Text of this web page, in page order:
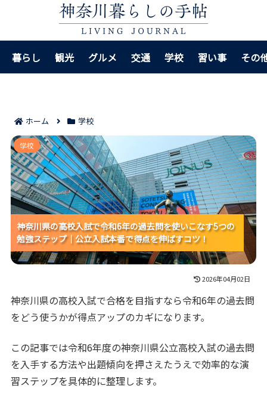
暮らし 観光 グルメ 交通 学校 習い事 その
ホーム 学校
神奈川県の高校入試で令和6年の過去問を使いこなす5
つの勉強ステップ｜公立入試本番で得点を伸ばすコ
ツ！
神奈川県の高校入試で令和6年の過去問を使いこなす5つの
勉強ステップ｜公立入試本番で得点を伸ばすコツ！
神奈川県の高校入試で令和6年の過去問を使いこなす5つの
勉強ステップ｜公立入試本番で得点を伸ばすコツ！
神奈川県の高校入試で令和6年の過去問を使いこなす5つの
勉強ステップ｜公立入試本番で得点を伸ばすコツ！
学校
2026年04月02日
神奈川県の高校入試で合格を目指すなら令和6年の過去問
をどう使うかが得点アップのカギになります。
この記事では令和6年度の神奈川県公立高校入試の過去問
を入手する方法や出題傾向を押さえたうえで効率的な演
習ステップを具体的に整理します。